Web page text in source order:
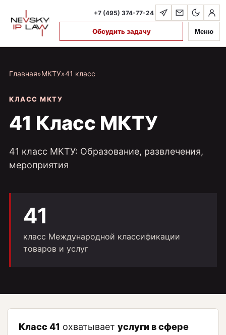
+7 (495) 374-77-24
Обсудить задачу Меню
Главная»МКТУ»41 класс
КЛАСС МКТУ
41 Класс МКТУ
41 класс МКТУ: Образование, развлечения,
мероприятия
41
класс Международной классификации
товаров и услуг
Класс 41 охватывает услуги в сфере